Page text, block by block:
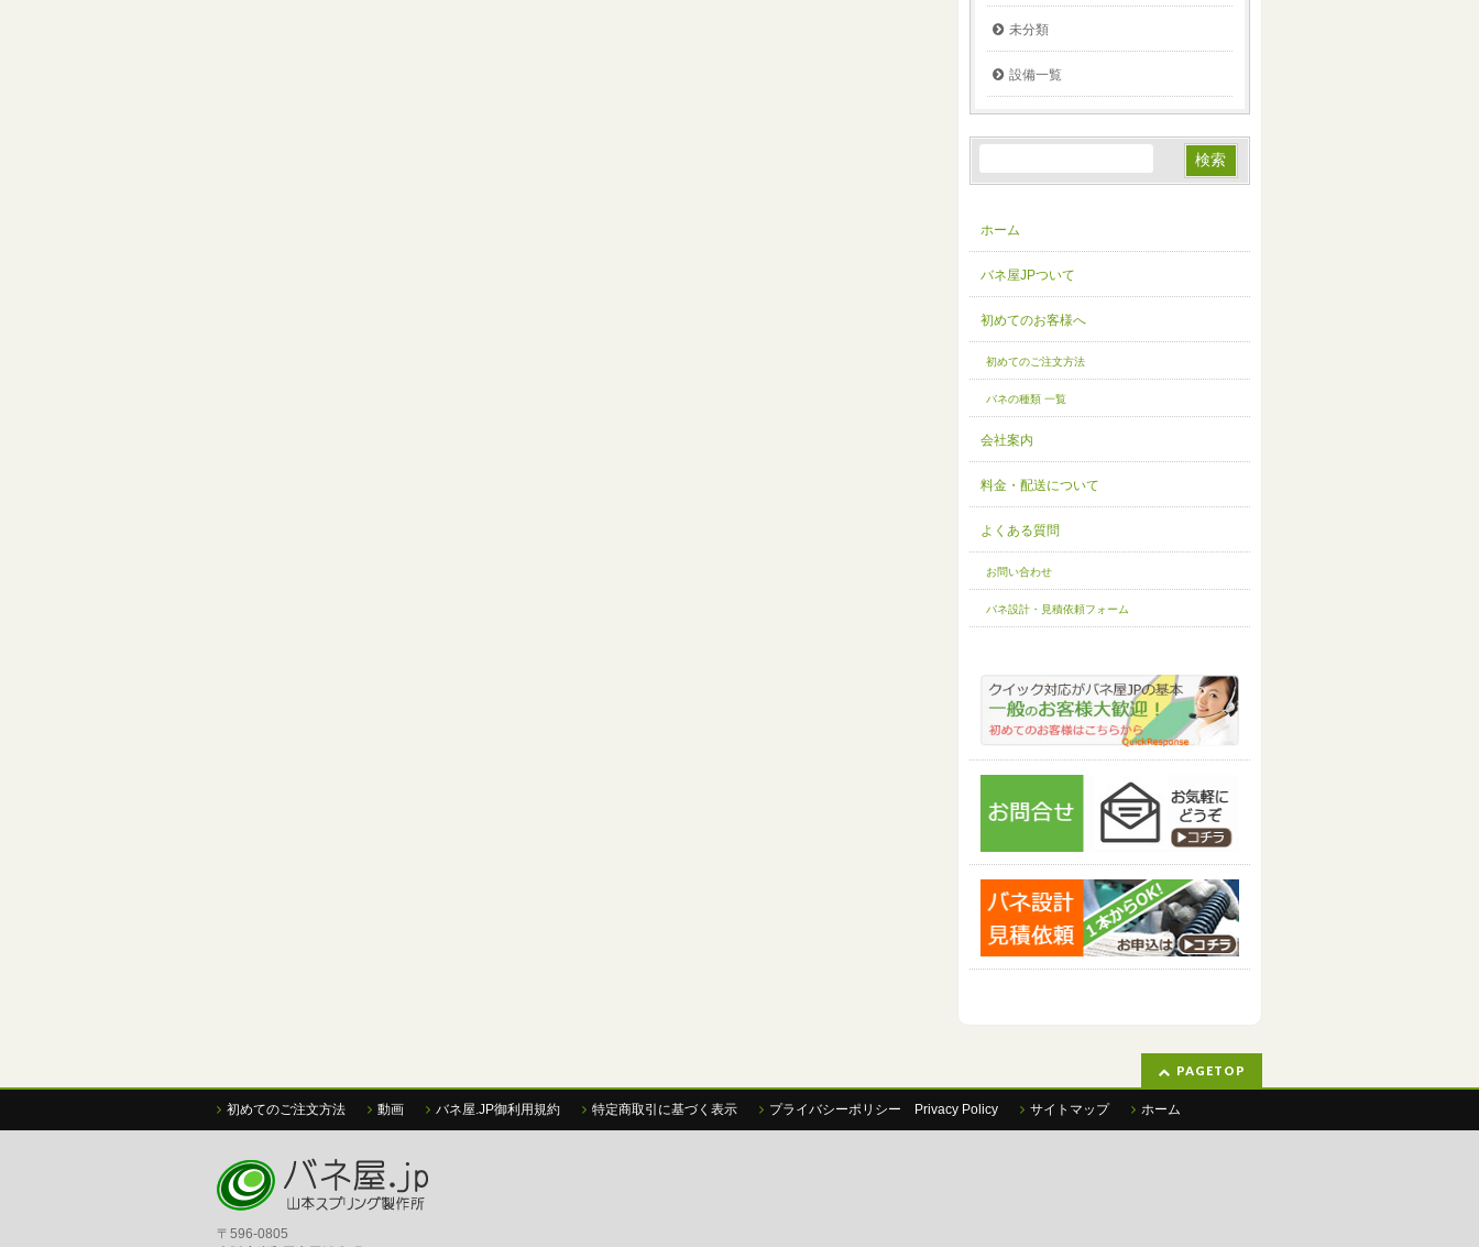
未分類
設備一覧
ホーム
バネ屋JPついて
初めてのお客様へ
初めてのご注文方法
バネの種類 一覧
会社案内
料金・配送について
よくある質問
お問い合わせ
バネ設計・見積依頼フォーム
PAGETOP
初めてのご注文方法 動画 バネ屋.JP御利用規約 特定商取引に基づく表示 プライバシーポリシー Privacy Policy サイトマップ ホーム
〒596-0805